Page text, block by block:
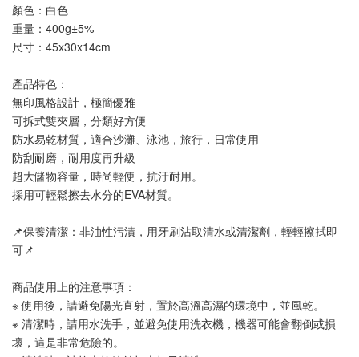
顏色：白色
重量：400g±5%
尺寸：45x30x14cm
產品特色：
無印風格設計，極簡優雅
可拆式雙夾層，分類好方便
防水易乾材質，適合沙灘、泳池，旅行，日常使用
防刮耐磨，耐用度再升級
超大儲物容量，時尚輕便，抗汙耐用。
採用可輕鬆擦去水分的EVA材質。
📌保養清潔：非油性污漬，用牙刷沾取清水或清潔劑，輕輕擦拭即
可📌
商品使用上的注意事項：
※ 使用後，請避免陽光直射，置於高溫高濕的環境中，並風乾。
※ 清潔時，請用水洗手，並避免使用洗衣機，機器可能會翻倒或損
壞，這是非常危險的。